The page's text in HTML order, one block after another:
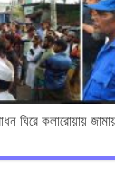
ঘিরে কলারোয়ায়